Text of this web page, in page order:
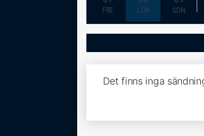
FRE LÖR SÖN
Det finns inga